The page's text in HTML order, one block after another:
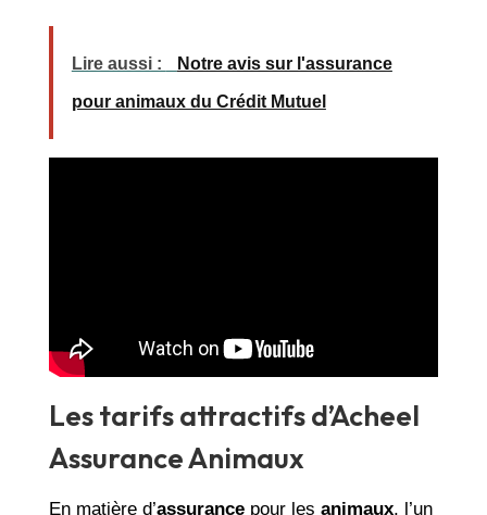
Lire aussi : Notre avis sur l'assurance
pour animaux du Crédit Mutuel
Les tarifs attractifs d’Acheel
Assurance Animaux
En matière d’assurancepour les animaux, l’un